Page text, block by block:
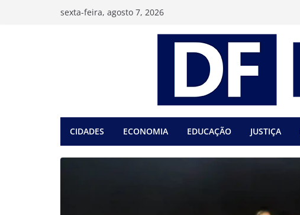
sexta-feira, agosto 7, 2026
CIDADES ECONOMIA EDUCAÇÃO JUSTIÇA